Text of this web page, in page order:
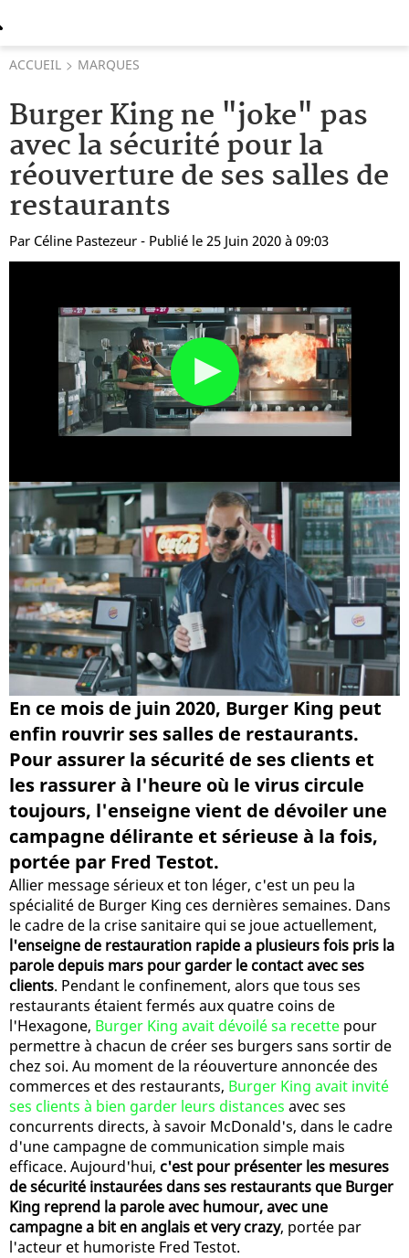
ACCUEIL MARQUES
Burger King ne "joke" pas
avec la sécurité pour la
réouverture de ses salles de
restaurants
Par Céline Pastezeur - Publié le 25 Juin 2020 à 09:03
En ce mois de juin 2020, Burger King peut
enfin rouvrir ses salles de restaurants.
Pour assurer la sécurité de ses clients et
les rassurer à l'heure où le virus circule
toujours, l'enseigne vient de dévoiler une
campagne délirante et sérieuse à la fois,
portée par Fred Testot.
Allier message sérieux et ton léger, c'est un peu la
spécialité de Burger King ces dernières semaines. Dans
le cadre de la crise sanitaire qui se joue actuellement,
l'enseigne de restauration rapide a plusieurs fois pris la
parole depuis mars pour garder le contact avec ses
clients. Pendant le confinement, alors que tous ses
restaurants étaient fermés aux quatre coins de
l'Hexagone, Burger King avait dévoilé sa recette pour
permettre à chacun de créer ses burgers sans sortir de
chez soi. Au moment de la réouverture annoncée des
commerces et des restaurants, Burger King avait invité
ses clients à bien garder leurs distances avec ses
concurrents directs, à savoir McDonald's, dans le cadre
d'une campagne de communication simple mais
efficace. Aujourd'hui, c'est pour présenter les mesures
de sécurité instaurées dans ses restaurants que Burger
King reprend la parole avec humour, avec une
campagne a bit en anglais et very crazy, portée par
l'acteur et humoriste Fred Testot.